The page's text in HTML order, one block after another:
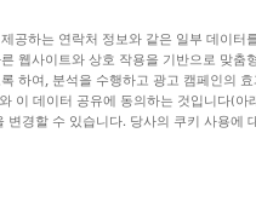
공하는 연락처 정보와 같은 일부 데이터
웹사이트와 상호 작용을 기반으로 맞춤
하여, 분석을 수행하고 광고 캠페인의
이 데이터 공유에 동의하는 것입니다(아
경할 수 있습니다. 당사의 쿠키 사용에